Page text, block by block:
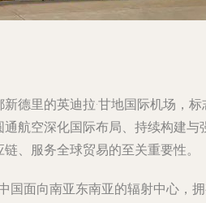
德里的英迪拉·甘地国际机场，
航空深化国际布局、持续构建
、服务全球贸易的至关重要性。
面向南亚东南亚的辐射中心，